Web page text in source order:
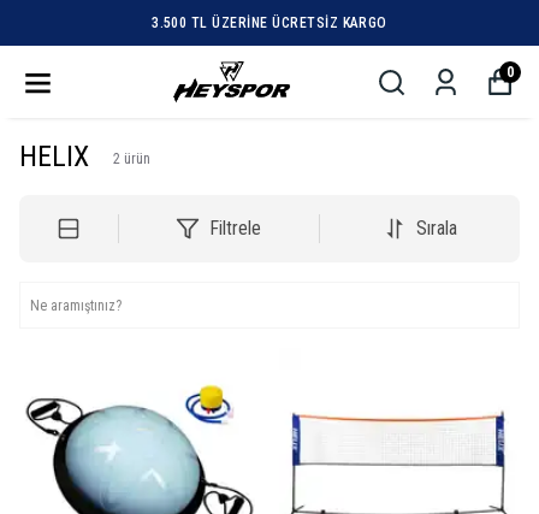
3.500 TL ÜZERINE ÜCRETSIZ KARGO
0
HELIX 2 ürün
Filtrele Sırala